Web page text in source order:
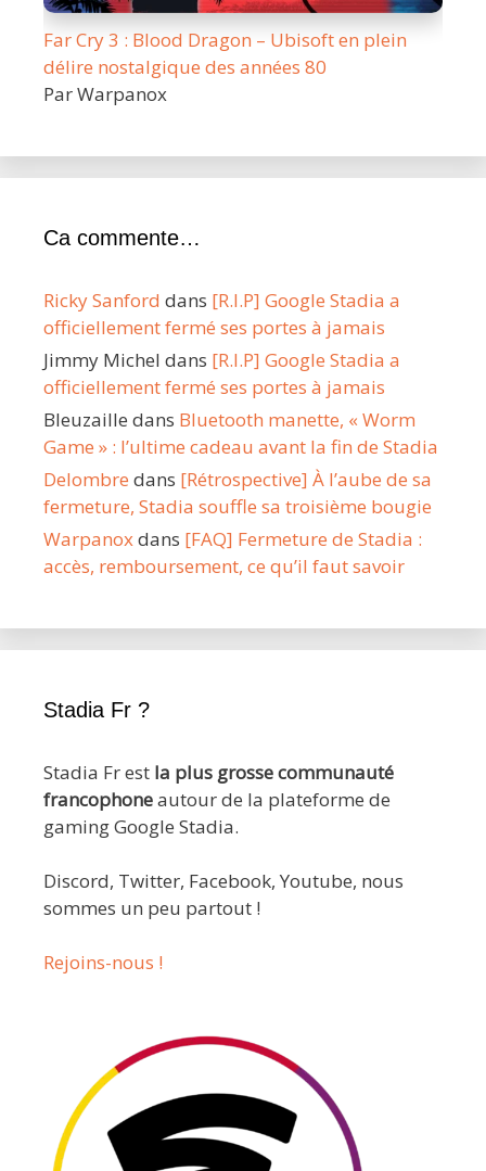
Far Cry 3 : Blood Dragon – Ubisoft en plein
délire nostalgique des années 80
Par Warpanox
Ca commente…
Ricky Sanford dans [R.I.P] Google Stadia a
officiellement fermé ses portes à jamais
Jimmy Michel dans [R.I.P] Google Stadia a
officiellement fermé ses portes à jamais
Bleuzaille dans Bluetooth manette, « Worm
Game » : l’ultime cadeau avant la fin de Stadia
Delombre dans [Rétrospective] À l’aube de sa
fermeture, Stadia souffle sa troisième bougie
Warpanoxdans [FAQ] Fermeture de Stadia :
accès, remboursement, ce qu’il faut savoir
Stadia Fr ?
Stadia Fr est la plus grosse communauté
francophoneautour de la plateforme de
gaming Google Stadia.
Discord, Twitter, Facebook, Youtube, nous
sommes un peu partout !
Rejoins-nous !